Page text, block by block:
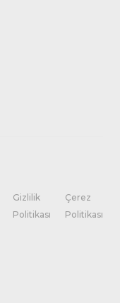
Gizlilik
Politikası
Çerez
Politikası